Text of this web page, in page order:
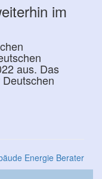
im
aus. Das
Energie Berater